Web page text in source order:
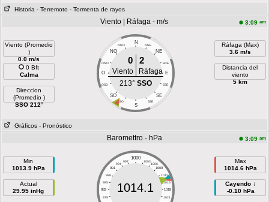
Historia - Terremoto - Tormenta de rayos
Viento | Ráfaga - m/s 3:09 am
Viento (Promedio
)
0.0 m/s
0 Bft
Calma
Direccion
(Promedio )
SSO 212°
N
NNO NNE
NO NE
ONO ENE
O E
OSO ESE
SO SE
SSO SSE
S
0 2
Viento
Ráfaga
213° SSO
Ráfaga (Max)
3.6 m/s
Distancia del
viento
5 km
Gráficos - Pronóstico
Baromettro - hPa 3:09 am
Min
1013.9 hPa
Actual
29.95 inHg
1000
997 1003
994
1006
991
1009
988
1012
985
1015
982
1018
979
1021
1014.1
Max
1014.6 hPa
Cayendo ↓
-0.10 hPa